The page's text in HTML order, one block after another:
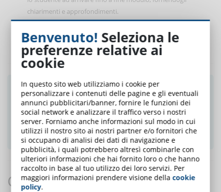
chiarimenti e approfondimenti.
Esperto di Valutazione: valuta il profitto degli utenti riguardo
al loro apprendimento on-line. Propone anche dei criteri e dei
metodi per svolgere la valutazione nel miglior modo possibile.
Ti è piaciuto questo articolo? Iscriviti alla
newsletter e ricevi le notizie settimanali!
ISCRIVITI ALLA NEWSLETTER
Commenti:
Benvenuto! Seleziona le
preferenze relative ai
cookie
In questo sito web utilizziamo i cookie per
personalizzare i contenuti delle pagine e gli eventuali
annunci pubblicitari/banner, fornire le funzioni dei
social network e analizzare il traffico verso i nostri
server. Forniamo anche informazioni sul modo in cui
utilizzi il nostro sito ai nostri partner e/o fornitori che
si occupano di analisi dei dati di navigazione e
pubblicità, i quali potrebbero altresì combinarle con
ulteriori informazioni che hai fornito loro o che hanno
raccolto in base al tuo utilizzo dei loro servizi. Per
maggiori informazioni prendere visione dellacookie
policy.